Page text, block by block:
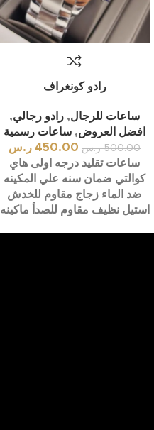
رادو كونغراف
ساعات للرجال, رادو رجالي,
افضل العروض, ساعات رسمية
500.00 ر.س 450.00 ر.س
ساعات تقليد درجه اولى هاي
كوالتي ضمان سنه علي المكينه
ضد الماء زجاج مقاوم للخدش
استيل نظيف مقاوم للصدأ ماكينه